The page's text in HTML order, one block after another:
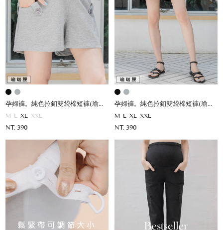
孕婦褲。純色拉釦雙袋棉短褲(瑜珈腰)
M L XL XXL
NT. 390
孕婦褲。純色拉釦雙袋棉短褲(瑜珈腰)
M L XL XXL
NT. 390